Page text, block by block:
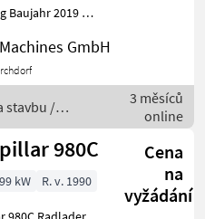
Baujahr 2019 Ca.
C3.3 B DIT Motor
EU
4
GmbH
stavbu /
3 měsíců
online
980C
Cena
na
vyžádání
kW R. v. 1990